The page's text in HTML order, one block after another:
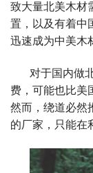
致大量北美木材
置，以及有着中
迅速成为中美木
对于国内做
费，可能也比美
然而，绕道必然
的厂家，只能在